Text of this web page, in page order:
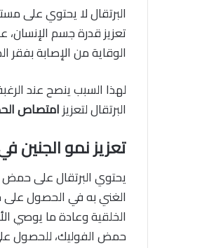
البرتقال لا يحتوي على
تعزيز قدرة جسم
الوقاية من الإصابة بفقر
لهذا السبب ينصح عند
البرتقال لتعزيزامتصاص
تعزيز نمو الجنين
يحتوي البرتقال على حمض
الغني به في الحصول على
الخلقية وعادة ما يوصي
حمض الفوليك،للحصول